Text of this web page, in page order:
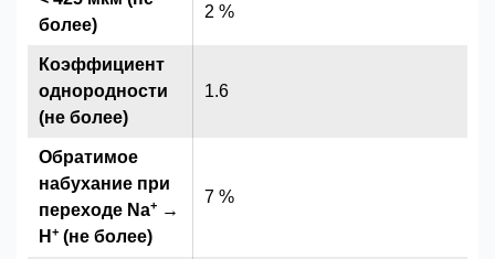
2 %
1.6
7 %
более)
Коэффициент
однородности
(не более)
Обратимое
набухание при
переходе Na+ →
H + (не более)